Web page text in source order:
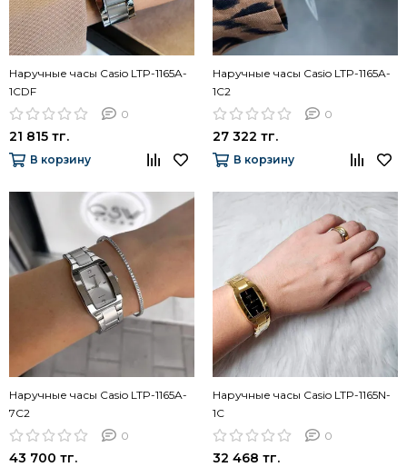
Наручные часы Casio LTP-1165A-
1CDF
0
21 815 тг.
В корзину
Наручные часы Casio LTP-1165A-
1C2
0
27 322 тг.
В корзину
Наручные часы Casio LTP-1165A-
7C2
0
43 700 тг.
Наручные часы Casio LTP-1165N-
1C
0
32 468 тг.